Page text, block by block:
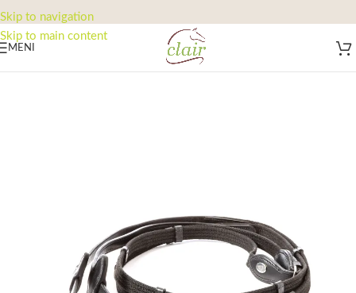
Skip to navigation
Skip to main content
MENI